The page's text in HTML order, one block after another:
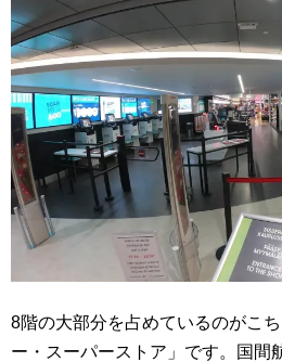
8階の大部分を占めているのがこ
ー・スーパーストア」です。国間